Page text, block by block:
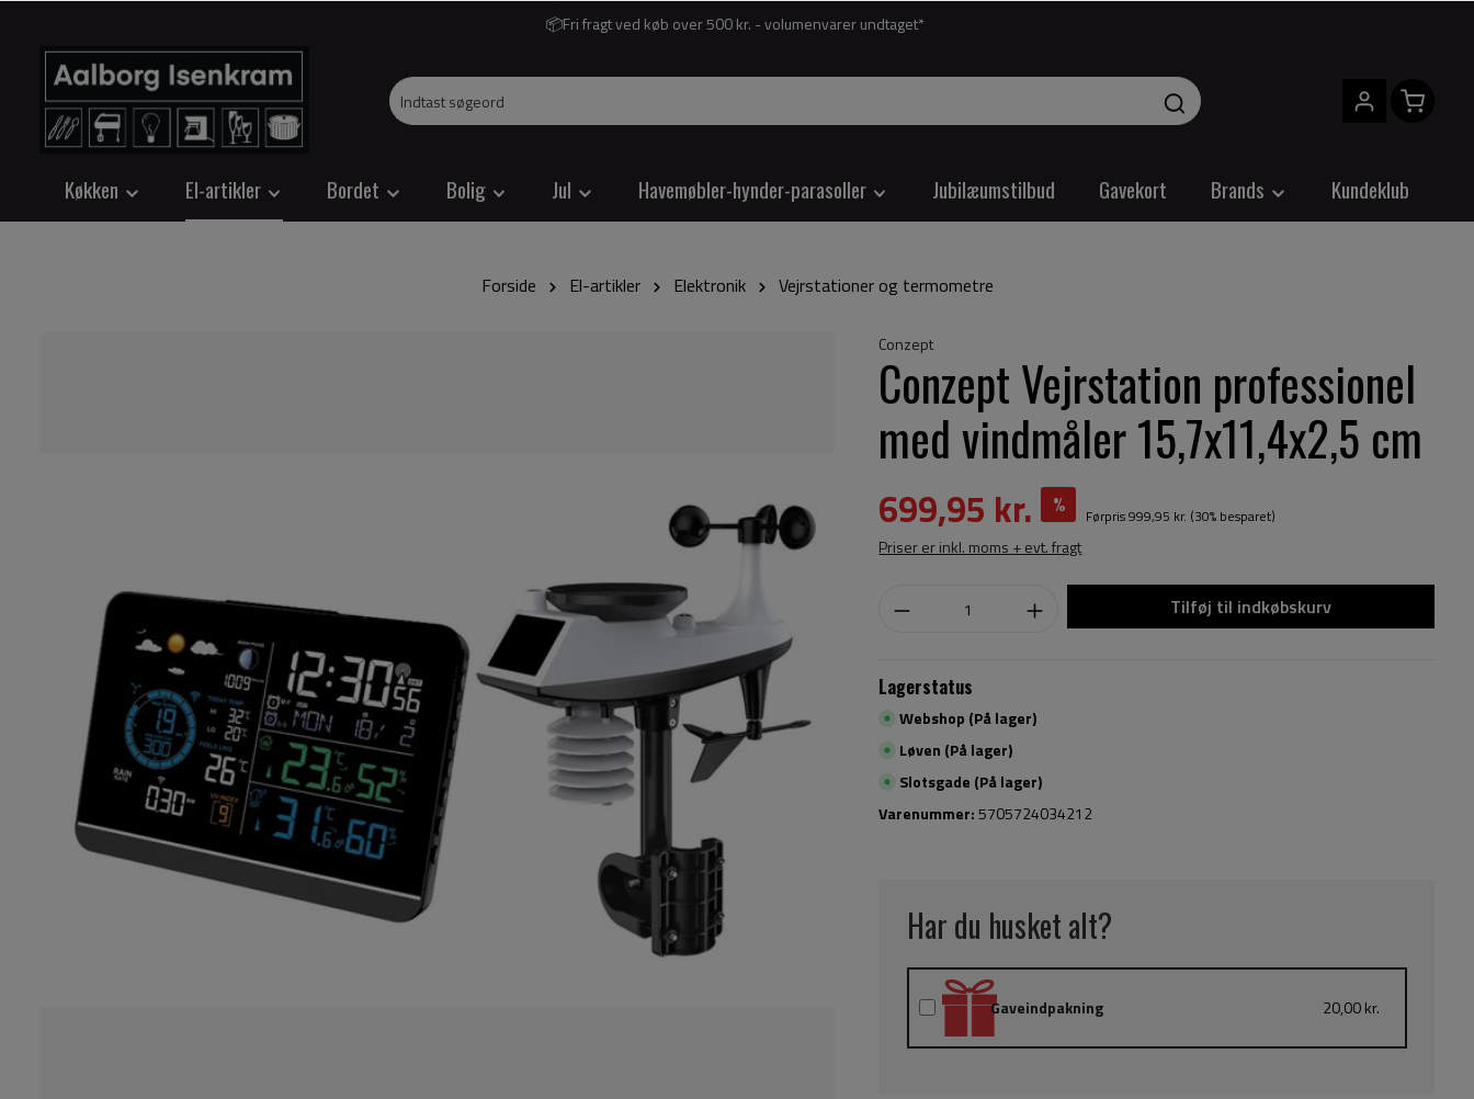
📦Fri fragt ved køb over 500 kr. - volumenvarer undtaget*
Køkken El-artikler Bordet Bolig Jul Havemøbler-hynder-parasoller Jubilæumstilbud Gavekort Brands Kundeklub
Forside El-artikler Elektronik Vejrstationer og termometre
Conzept
Conzept Vejrstation professionel
med vindmåler 15,7x11,4x2,5 cm
699,95 kr. % Førpris999,95 kr. (30% besparet)
Priser er inkl. moms + evt. fragt
Tilføj til indkøbskurv
Lagerstatus
Webshop (På lager)
Løven (På lager)
Slotsgade (På lager)
Varenummer:5705724034212
Har du husket alt?
Gaveindpakning 20,00 kr.